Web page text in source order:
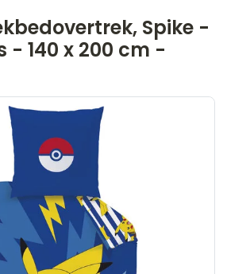
Spike -
- 140 x 200 cm -